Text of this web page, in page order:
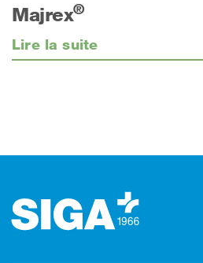
Majrex®
Lire la suite